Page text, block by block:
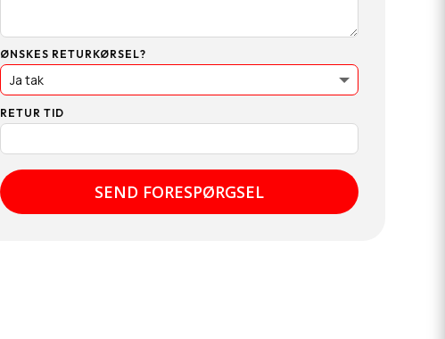
ØNSKES RETURKØRSEL?
RETUR TID
SEND FORESPØRGSEL